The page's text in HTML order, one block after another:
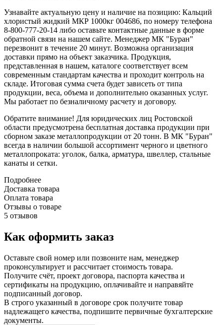
Узнавайте актуальную цену и наличие на позицию: Кальций
хлористый жидкий МКР 1000кг 004686, по номеру телефона
8-800-777-20-14 либо оставьте контактные данные в форме
обратной связи на нашем сайте. Менеджер МК "Буран"
перезвонит в течение 20 минут. Возможна организация
доставки прямо на объект заказчика. Продукция,
представленная в нашем, каталоге соответствует всем
современным стандартам качества и проходит контроль на
складе. Итоговая сумма счета будет зависеть от типа
продукции, веса, объема и дополнительно оказанных услуг.
Мы работает по безналичному расчету и договору.
Обратите внимание! Для юридических лиц Ростовской
области предусмотрена бесплатная доставка продукции при
сборном заказе металлопродукции от 20 тонн. В МК "Буран"
всегда в наличии большой ассортимент черного и цветного
металлопроката: уголок, балка, арматура, швеллер, стальные
канаты и сетки.
Подробнее
Доставка товара
Оплата товара
Отзывы о товаре
5 отзывов
Как оформить заказ
Оставьте свой номер или позвоните нам, менеджер
проконсультирует и рассчитает стоимость товара.
Получите счёт, проект договора, паспорта качества и
сертификаты на продукцию, оплачивайте и направяйте
подписанный договор.
В строго указанный в договоре срок получите товар
надлежащего качества, подпишите первичные бухгалтерские
документы.